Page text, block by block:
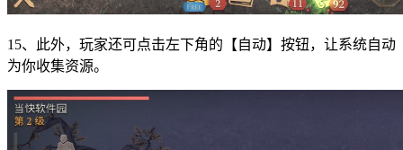
15、此外，玩家还可点击左下角的【自动】按钮，让系统自动
为你收集资源。